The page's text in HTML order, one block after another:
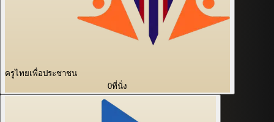
ครูไทยเพื่อประชาชน
0ที่นั่ง